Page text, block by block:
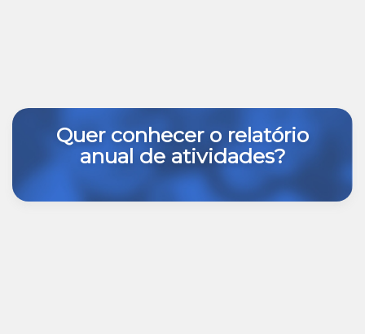
Quer conhecer o relatório
anual de atividades?